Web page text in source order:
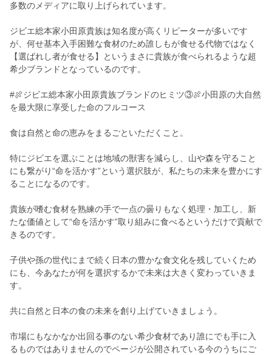
多数のメディアに取り上げられています。
ジビエ総本家小田原貴族は知名度が高くリピーターが多いです
が、何せ基本入手困難な食材のため誰しもが食せる代物ではなく
【選ばれし者が食せる】というまさに貴族が食べられるような超
希少ブランドとなっているのです。
#🍖ジビエ総本家小田原貴族ブランドのヒミツ③🍖小田原の大自然
を最大限に享受した命のフルコース
食は自然と命の恵みをまるごといただくこと。
特にジビエを選ぶことは地域の獣害を減らし、山や森を守ること
にも繋がり“命を活かす”という選択肢が、私たちの未来を豊かにす
ることになるのです。
貴族が嗜む食材を熟練の手で一点の曇りもなく処理・加工し、新
たな価値として“命を活かす”取り組みに食べるというだけで貢献で
きるのです。
子供や孫の世代にまで続く日本の豊かな食文化を残していくため
にも、今あなたが何を選択するかで未来は大きく変わっていきま
す。
共に自然と日本の食の未来を創り上げていきましょう。
市場にもなかなか出回る事のない希少食材であり誰にでも手に入
るものではありませんのでページが公開されている今のうちにご